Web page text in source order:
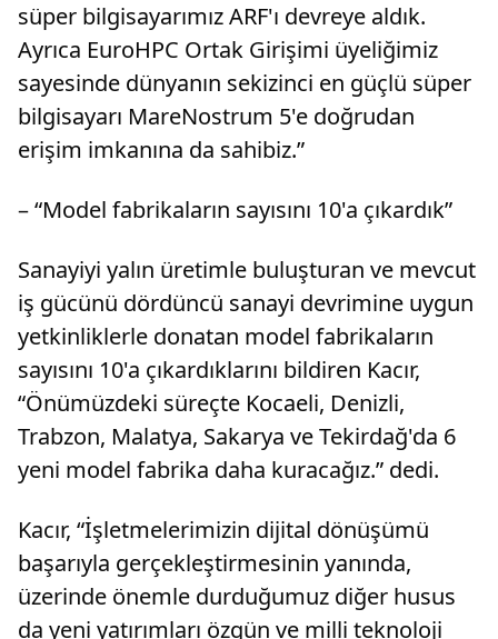
süper bilgisayarımız ARF'ı devreye aldık.
Ayrıca EuroHPC Ortak Girişimi üyeliğimiz
sayesinde dünyanın sekizinci en güçlü süper
bilgisayarı MareNostrum 5'e doğrudan
erişim imkanına da sahibiz.”
– “Model fabrikaların sayısını 10'a çıkardık”
Sanayiyi yalın üretimle buluşturan ve mevcut
iş gücünü dördüncü sanayi devrimine uygun
yetkinliklerle donatan model fabrikaların
sayısını 10'a çıkardıklarını bildiren Kacır,
“Önümüzdeki süreçte Kocaeli, Denizli,
Trabzon, Malatya, Sakarya ve Tekirdağ'da 6
yeni model fabrika daha kuracağız.” dedi.
Kacır, “İşletmelerimizin dijital dönüşümü
başarıyla gerçekleştirmesinin yanında,
üzerinde önemle durduğumuz diğer husus
da yeni yatırımları özgün ve milli teknoloji